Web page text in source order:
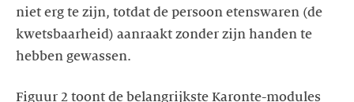
niet erg te zijn, totdat de persoon etenswaren (de
kwetsbaarheid) aanraakt zonder zijn handen te
Figuur 2 toont de belangrijkste Karonte-modules